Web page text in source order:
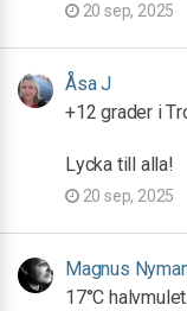
20 sep, 2025
Åsa J
+12 grader i
Lycka till alla!
20 sep, 2025
Magnus
17°C